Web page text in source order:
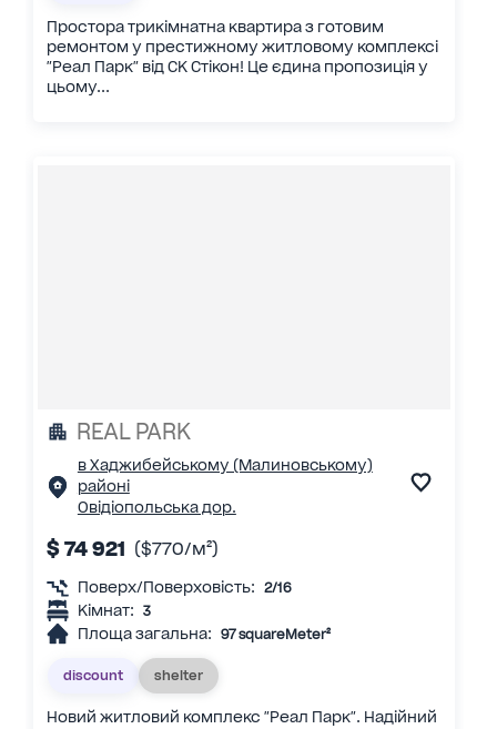
Простора трикімнатна квартира з готовим
ремонтом у престижному житловому комплексі
"Реал Парк" від СК Стікон! Це єдина пропозиція у
цьому...
REAL PARK
в Хаджибейському (Малиновському)
районі
Овідіопольська дор.
$ 74 921 ($770/м²)
Поверх/Поверховість: 2/16
Кімнат: 3
Площа загальна: 97 squareMeter²
discount shelter
Новий житловий комплекс "Реал Парк". Надійний